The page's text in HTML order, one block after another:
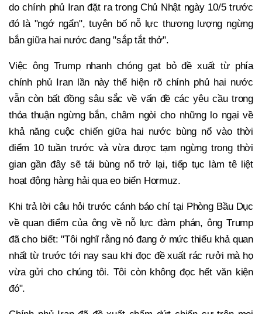
do chính phủ Iran đặt ra trong Chủ Nhật ngày 10/5 trước
đó là "ngớ ngẩn", tuyên bố nỗ lực thương lượng ngừng
bắn giữa hai nước đang "sắp tắt thở".
Việc ông Trump nhanh chóng gạt bỏ đề xuất từ phía
chính phủ Iran lần này thể hiện rõ chính phủ hai nước
vẫn còn bất đồng sâu sắc về vấn đề các yêu cầu trong
thỏa thuận ngừng bắn, châm ngòi cho những lo ngại về
khả năng cuộc chiến giữa hai nước bùng nổ vào thời
điểm 10 tuần trước và vừa được tạm ngừng trong thời
gian gần đây sẽ tái bùng nổ trở lại, tiếp tục làm tê liệt
hoạt động hàng hải qua eo biển Hormuz.
Khi trả lời câu hỏi trước cánh báo chí tại Phòng Bầu Dục
về quan điểm của ông về nỗ lực đàm phán, ông Trump
đã cho biết: "Tôi nghĩ rằng nó đang ở mức thiếu khả quan
nhất từ trước tới nay sau khi đọc đề xuất rác rưởi mà họ
vừa gửi cho chúng tôi. Tôi còn không đọc hết văn kiện
đó".